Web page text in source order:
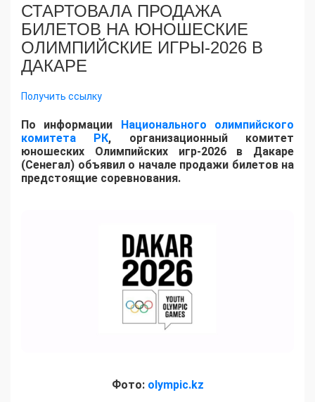
СТАРТОВАЛА ПРОДАЖА
БИЛЕТОВ НА ЮНОШЕСКИЕ
ОЛИМПИЙСКИЕ ИГРЫ-2026 В
ДАКАРЕ
Получить ссылку
По информации Национального олимпийского
комитета РК, организационный комитет
юношеских Олимпийских игр-2026 в Дакаре
(Сенегал) объявил о начале продажи билетов на
предстоящие соревнования.
Фото: olympic.kz